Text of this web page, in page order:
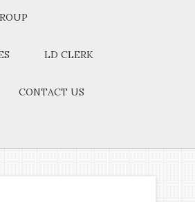
LD CLERK
CONTACT US